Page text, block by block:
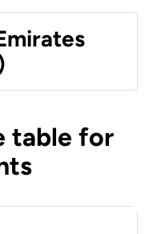
table for